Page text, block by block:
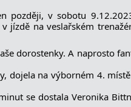
později, v sobotu
jízdě na veslařském
dorostenky. A naprosto
dojela na výborném 4.
se dostala Veronika